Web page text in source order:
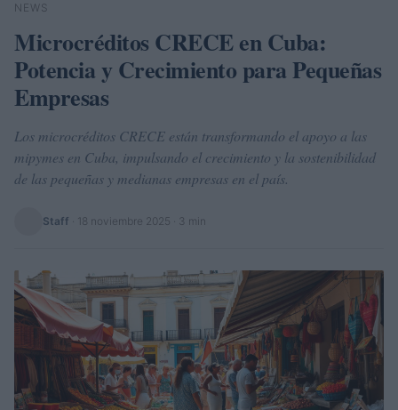
Buscar
NEWS
Microcréditos CRECE en Cuba:
Potencia y Crecimiento para Pequeñas
Empresas
Los microcréditos CRECE están transformando el apoyo a las
mipymes en Cuba, impulsando el crecimiento y la sostenibilidad
de las pequeñas y medianas empresas en el país.
Staff 18 noviembre 2025 · 3 min